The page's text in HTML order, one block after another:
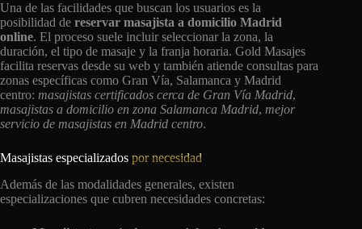
Una de las facilidades que buscan los usuarios es la
posibilidad de reservar masajista a domicilio Madrid
online. El proceso suele incluir seleccionar la zona, la
duración, el tipo de masaje y la franja horaria. Gold Masajes
facilita reservas desde su web y también atiende consultas para
zonas específicas como Gran Vía, Salamanca y Madrid
centro: masajistas certificados cerca de Gran Vía Madrid,
masajistas a domicilio en zona Salamanca Madrid, mejor
servicio de masajistas en Madrid centro.
Masajistas especializados por necesidad
Además de las modalidades generales, existen
especializaciones que cubren necesidades concretas: